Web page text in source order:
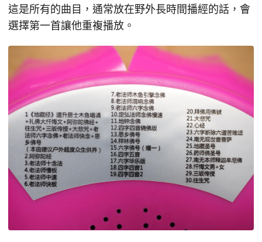
這是所有的曲目，通常放在野外長時間播經的話，會
選擇第一首讓他重複播放。